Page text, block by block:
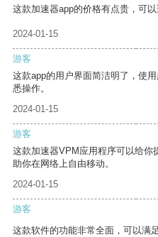
这款加速器app的价格有点贵，可
2024-01-15
游客
这款app的用户界面简洁明了，使
悉操作。
2024-01-15
游客
这款加速器VPM应用程序可以给你
助你在网络上自由移动。
2024-01-15
游客
这款软件的功能非常全面，可以满